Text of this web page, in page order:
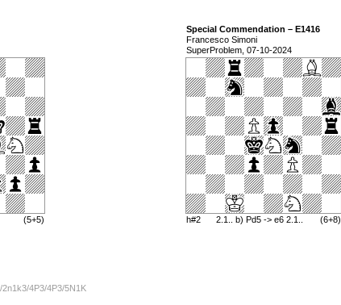
(5+5)
Special Commendation – E1416
Francesco Simoni
SuperProblem, 07-10-2024
h#2 2.1.. b) Pd5 -> e6 2.1.. (6+8)
4P3/4P3/5N1K